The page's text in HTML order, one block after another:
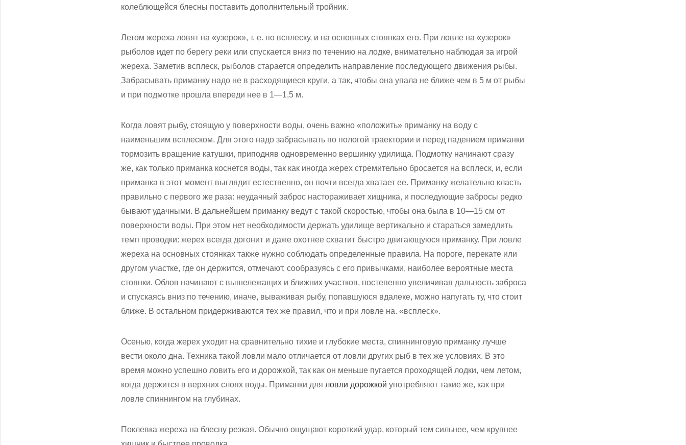
колеблющейся блесны поставить дополнительный тройник.
Летом жереха ловят на «узерок», т. е. по всплеску, и на основных стоянках его. При ловле на «узерок»
рыболов идет по берегу реки или спускается вниз по течению на лодке, внимательно наблюдая за игрой
жереха. Заметив всплеск, рыболов старается определить направление последующего движения рыбы.
Забрасывать приманку надо не в расходящиеся круги, а так, чтобы она упала не ближе чем в 5 м от рыбы
и при подмотке прошла впереди нее в 1—1,5 м.
Когда ловят рыбу, стоящую у поверхности воды, очень важно «положить» приманку на воду с
наименьшим всплеском. Для этого надо забрасывать по пологой траектории и перед падением приманки
тормозить вращение катушки, приподняв одновременно вершинку удилища. Подмотку начинают сразу
же, как только приманка коснется воды, так как иногда жерех стремительно бросается на всплеск, и, если
приманка в этот момент выглядит естественно, он почти всегда хватает ее. Приманку желательно класть
правильно с первого же раза: неудачный заброс настораживает хищника, и последующие забросы редко
бывают удачными. В дальнейшем приманку ведут с такой скоростью, чтобы она была в 10—15 см от
поверхности воды. При этом нет необходимости держать удилище вертикально и стараться замедлить
темп проводки: жерех всегда догонит и даже охотнее схватит быстро двигающуюся приманку. При ловле
жереха на основных стоянках также нужно соблюдать определенные правила. На пороге, перекате или
другом участке, где он держится, отмечают, сообразуясь с его привычками, наиболее вероятные места
стоянки. Облов начинают с вышележащих и ближних участков, постепенно увеличивая дальность заброса
и спускаясь вниз по течению, иначе, вываживая рыбу, попавшуюся вдалеке, можно напугать ту, что стоит
ближе. В остальном придерживаются тех же правил, что и при ловле на. «всплеск».
Осенью, когда жерех уходит на сравнительно тихие и глубокие места, спиннинговую приманку лучше
вести около дна. Техника такой ловли мало отличается от ловли других рыб в тех же условиях. В это
время можно успешно ловить его и дорожкой, так как он меньше пугается проходящей лодки, чем летом,
когда держится в верхних слоях воды. Приманки для ловли дорожкой употребляют такие же, как при
ловле спиннингом на глубинах.
Поклевка жереха на блесну резкая. Обычно ощущают короткий удар, который тем сильнее, чем крупнее